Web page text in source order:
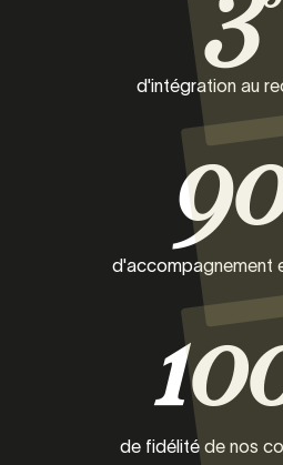
d'intégration au
d'accompagnement
de fidélité de nos